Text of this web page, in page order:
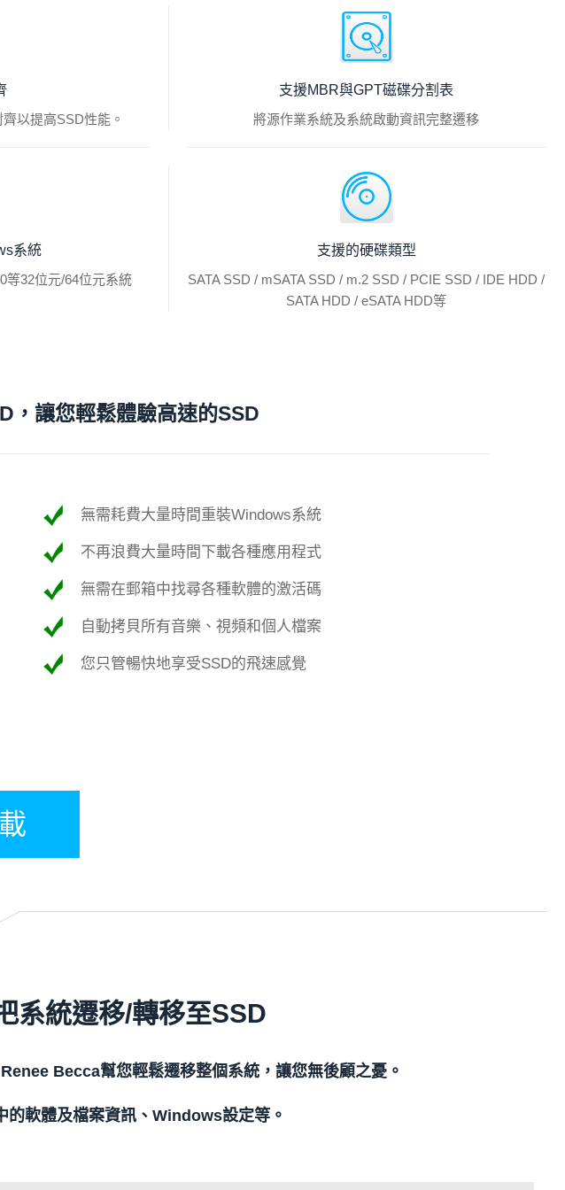
以提高SSD性能。
支援MBR與GPT磁碟分割表
將源作業系統及系統啟動資訊完整遷移
系統
等32位元/64位元系統
支援的硬碟類型
SATA SSD / mSATA SSD / m.2 SSD / PCIE SSD / IDE HDD /
SATA HDD / eSATA HDD等
，讓您輕鬆體驗高速的SSD
無需耗費大量時間重裝Windows系統
不再浪費大量時間下載各種應用程式
無需在郵箱中找尋各種軟體的激活碼
自動拷貝所有音樂、視頻和個人檔案
您只管暢快地享受SSD的飛速感覺
系統遷移/轉移至SSD
Becca幫您輕鬆遷移整個系統，讓您無後顧之憂。
軟體及檔案資訊、Windows設定等。